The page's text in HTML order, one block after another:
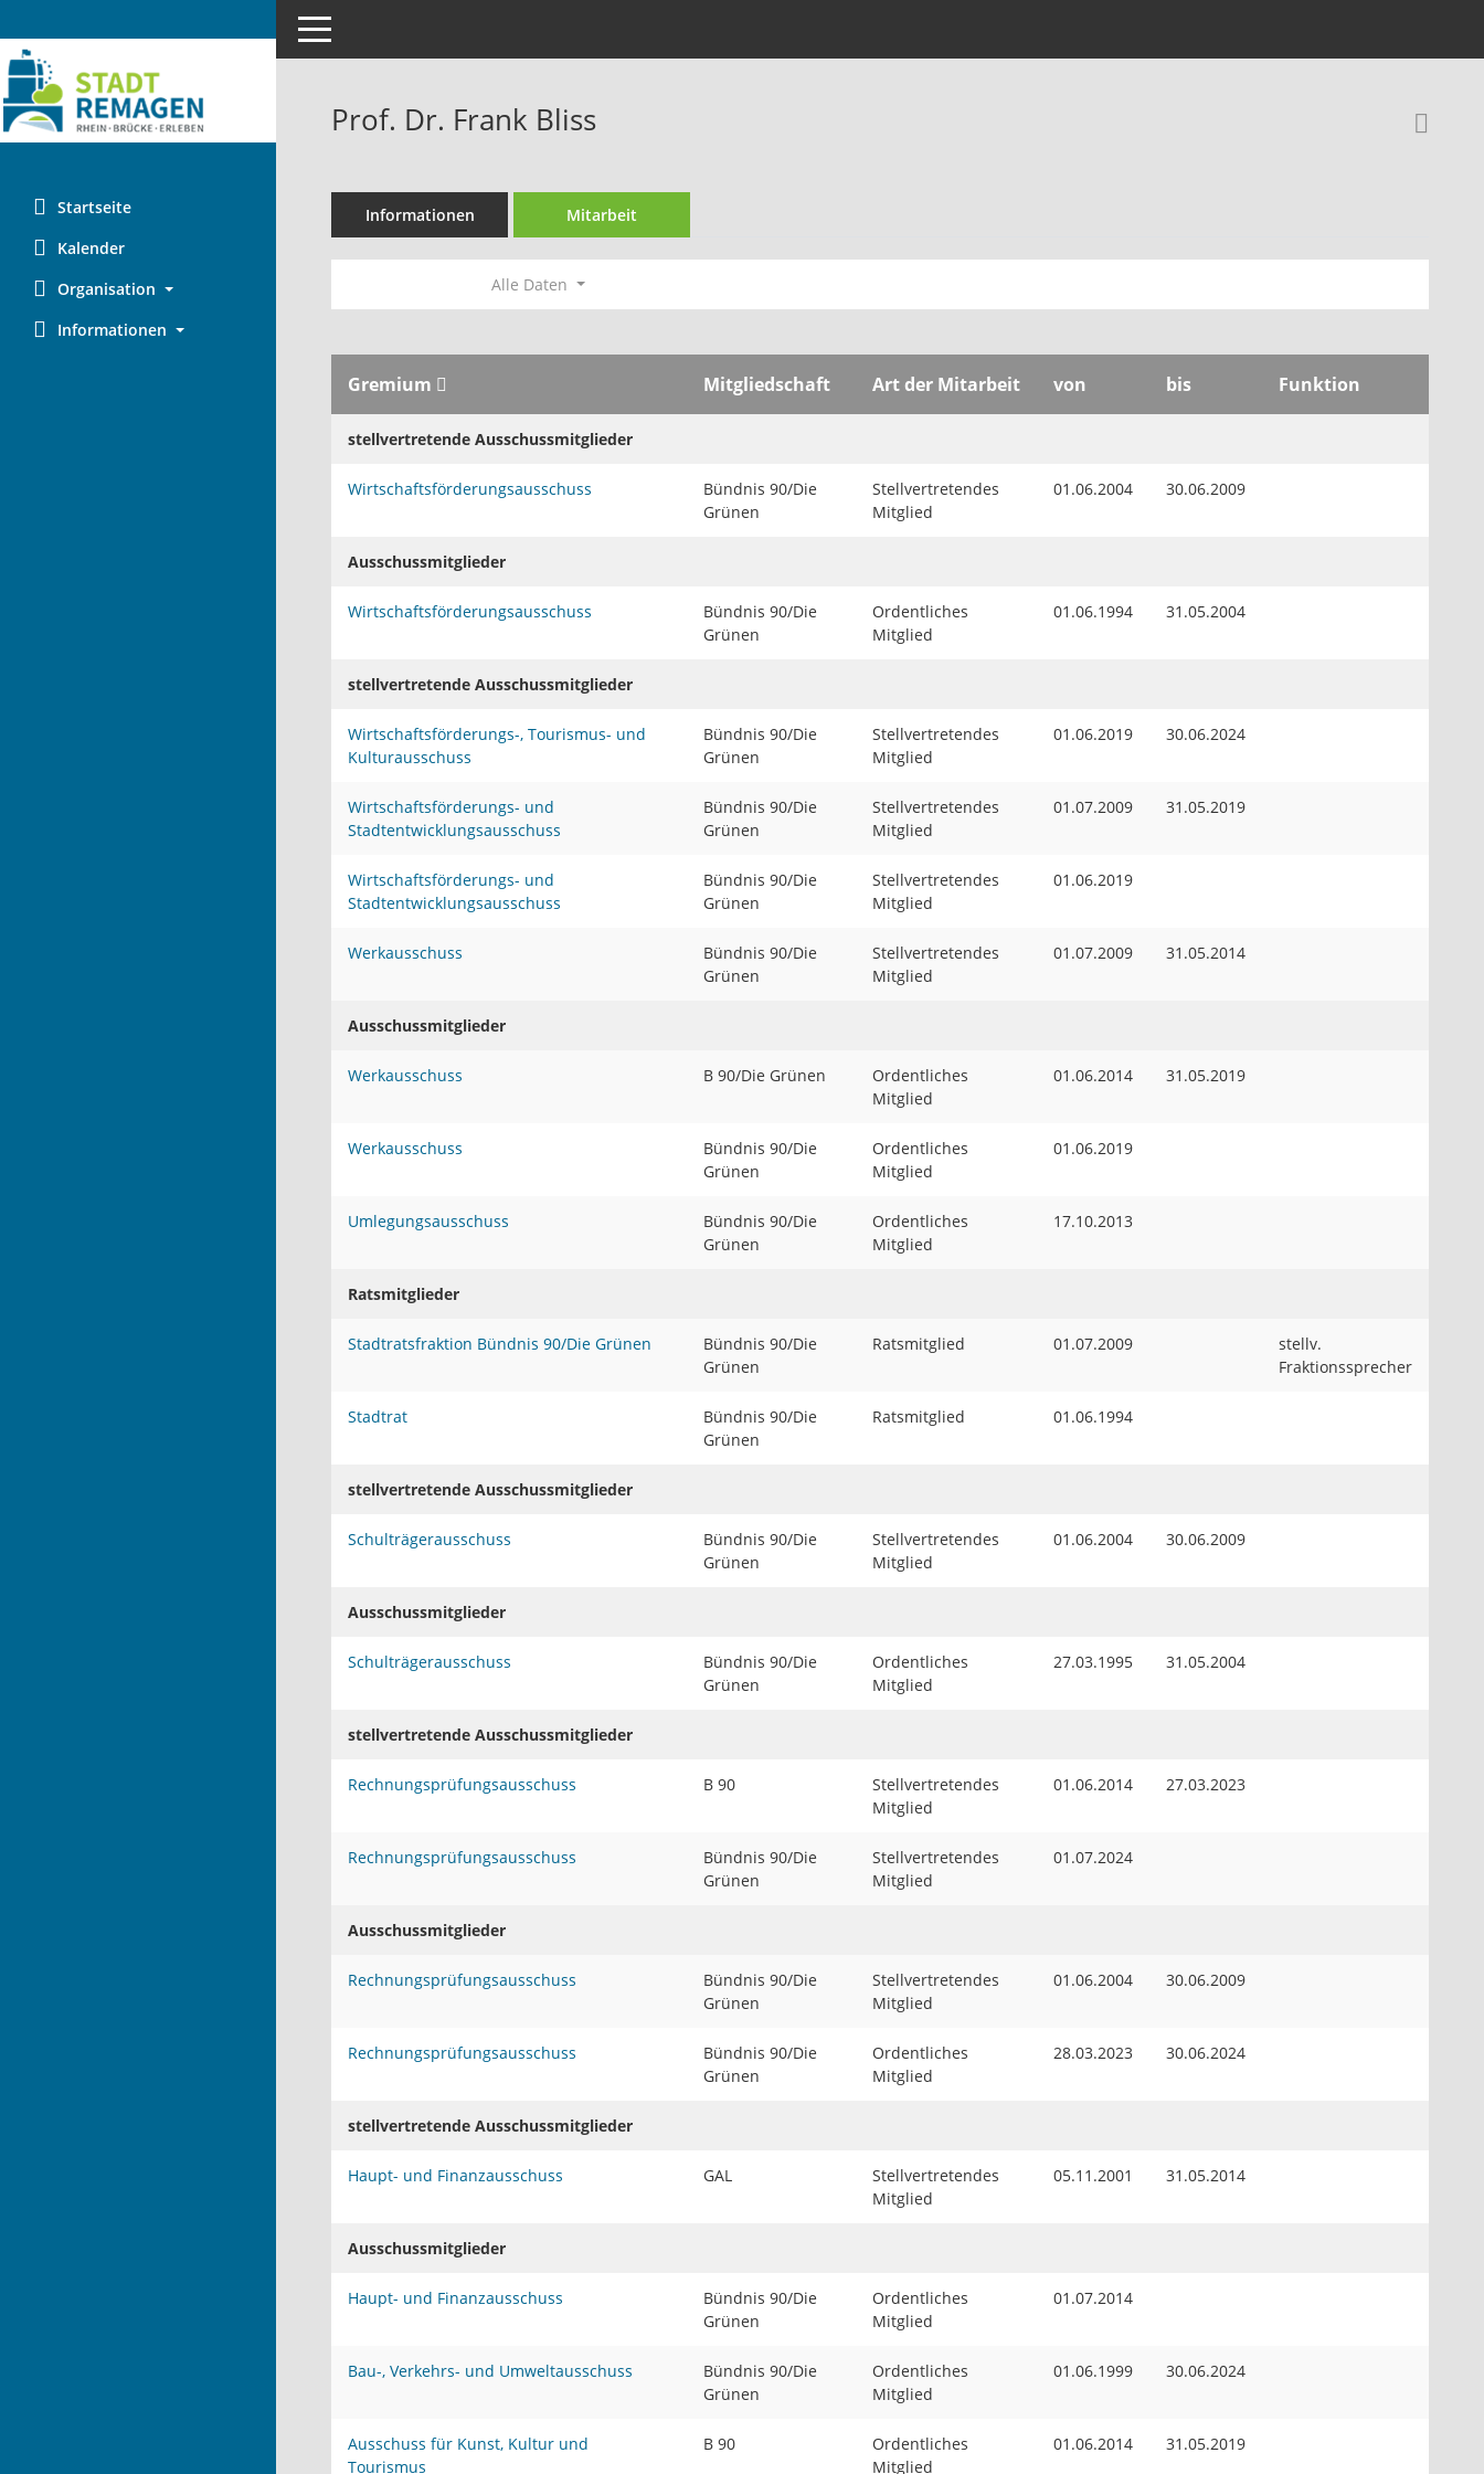
Startseite
Kalender
Organisation
Informationen
Toggle navigation
Prof. Dr. Frank Bliss
Informationen Mitarbeit
Alle Daten
Gremium Mitgliedschaft Art der Mitarbeit von bis Funktion
stellvertretende Ausschussmitglieder
Wirtschaftsförderungsausschuss
Bündnis 90/Die
Grünen
Stellvertretendes
Mitglied
01.06.2004 30.06.2009
Ausschussmitglieder
Wirtschaftsförderungsausschuss
Bündnis 90/Die
Grünen
Ordentliches
Mitglied
01.06.1994 31.05.2004
stellvertretende Ausschussmitglieder
Wirtschaftsförderungs-, Tourismus- und
Kulturausschuss
Bündnis 90/Die
Grünen
Stellvertretendes
Mitglied
01.06.2019 30.06.2024
Wirtschaftsförderungs- und
Stadtentwicklungsausschuss
Bündnis 90/Die
Grünen
Stellvertretendes
Mitglied
01.07.2009 31.05.2019
Wirtschaftsförderungs- und
Stadtentwicklungsausschuss
Bündnis 90/Die
Grünen
Stellvertretendes
Mitglied
01.06.2019
Werkausschuss
Bündnis 90/Die
Grünen
Stellvertretendes
Mitglied
01.07.2009 31.05.2014
Ausschussmitglieder
Werkausschuss B 90/Die Grünen
Ordentliches
Mitglied
01.06.2014 31.05.2019
Werkausschuss
Bündnis 90/Die
Grünen
Ordentliches
Mitglied
01.06.2019
Umlegungsausschuss
Bündnis 90/Die
Grünen
Ordentliches
Mitglied
17.10.2013
Ratsmitglieder
Stadtratsfraktion Bündnis 90/Die Grünen
Bündnis 90/Die
Grünen
Ratsmitglied 01.07.2009
stellv.
Fraktionssprecher
Stadtrat
Bündnis 90/Die
Grünen
Ratsmitglied 01.06.1994
stellvertretende Ausschussmitglieder
Schulträgerausschuss
Bündnis 90/Die
Grünen
Stellvertretendes
Mitglied
01.06.2004 30.06.2009
Ausschussmitglieder
Schulträgerausschuss
Bündnis 90/Die
Grünen
Ordentliches
Mitglied
27.03.1995 31.05.2004
stellvertretende Ausschussmitglieder
Rechnungsprüfungsausschuss B 90
Stellvertretendes
Mitglied
01.06.2014 27.03.2023
Rechnungsprüfungsausschuss
Bündnis 90/Die
Grünen
Stellvertretendes
Mitglied
01.07.2024
Ausschussmitglieder
Rechnungsprüfungsausschuss
Bündnis 90/Die
Grünen
Stellvertretendes
Mitglied
01.06.2004 30.06.2009
Rechnungsprüfungsausschuss
Bündnis 90/Die
Grünen
Ordentliches
Mitglied
28.03.2023 30.06.2024
stellvertretende Ausschussmitglieder
Haupt- und Finanzausschuss GAL
Stellvertretendes
Mitglied
05.11.2001 31.05.2014
Ausschussmitglieder
Haupt- und Finanzausschuss
Bündnis 90/Die
Grünen
Ordentliches
Mitglied
01.07.2014
Bau-, Verkehrs- und Umweltausschuss
Bündnis 90/Die
Grünen
Ordentliches
Mitglied
01.06.1999 30.06.2024
Ausschuss für Kunst, Kultur und
Tourismus
B 90
Ordentliches
Mitglied
01.06.2014 31.05.2019